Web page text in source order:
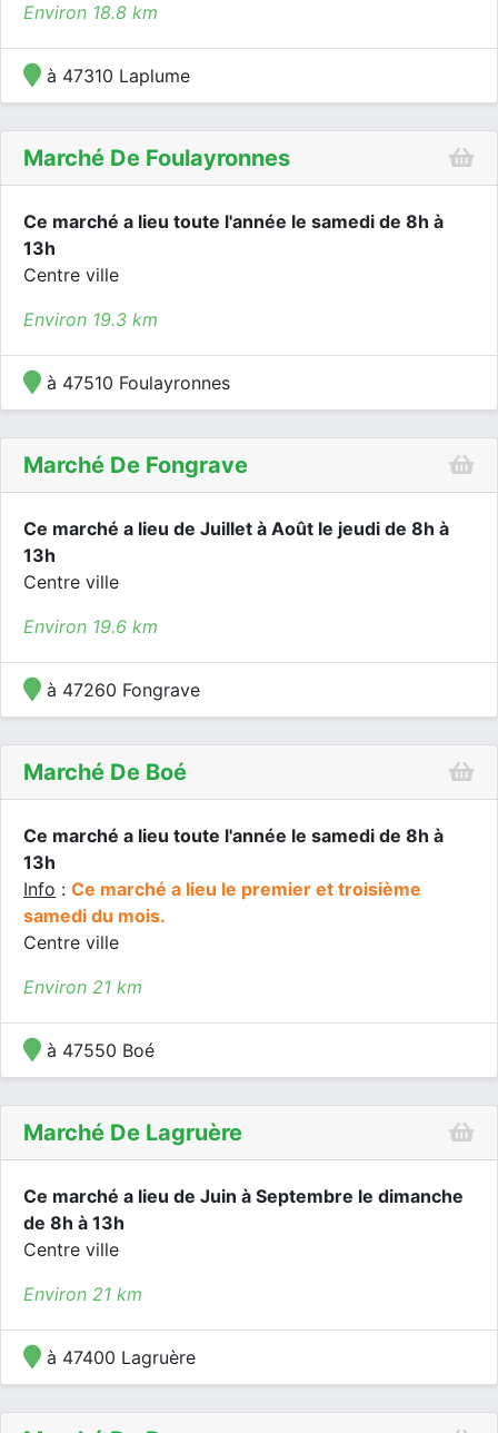
Environ 18.8 km
à 47310 Laplume
Marché De Foulayronnes
Ce marché a lieu toute l'année le samedi de 8h à
13h
Centre ville
Environ 19.3 km
à 47510 Foulayronnes
Marché De Fongrave
Ce marché a lieu de Juillet à Août le jeudi de 8h à
13h
Centre ville
Environ 19.6 km
à 47260 Fongrave
Marché De Boé
Ce marché a lieu toute l'année le samedi de 8h à
13h
Info : Ce marché a lieu le premier et troisième
samedi du mois.
Centre ville
Environ 21 km
à 47550 Boé
Marché De Lagruère
Ce marché a lieu de Juin à Septembre le dimanche
de 8h à 13h
Centre ville
Environ 21 km
à 47400 Lagruère